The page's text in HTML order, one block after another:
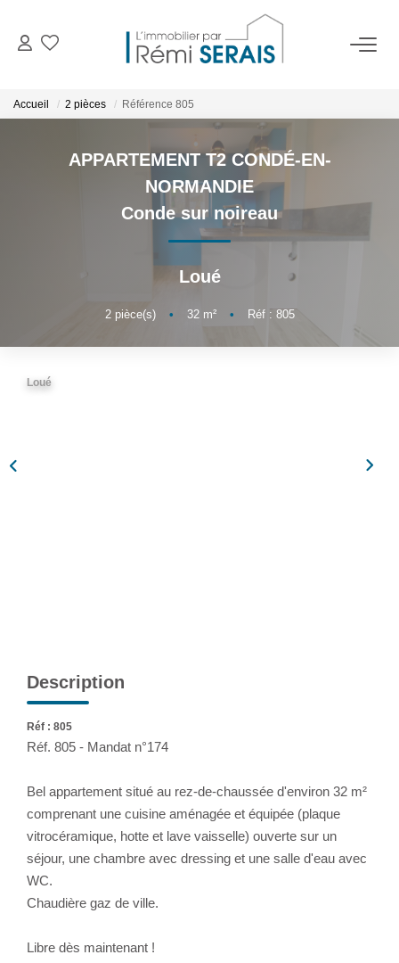
LOUER
VENDRE
Gestion
Accueil 2 pièces Référence 805
APPARTEMENT T2 CONDÉ-EN-
NORMANDIE
Conde sur noireau
Loué
2pièce(s) • 32m² • Réf : 805
Loué
Description
Réf : 805
Réf. 805 - Mandat n°174
Bel appartement situé au rez-de-chaussée d'environ 32 m²
comprenant une cuisine aménagée et équipée (plaque
vitrocéramique, hotte et lave vaisselle) ouverte sur un
séjour, une chambre avec dressing et une salle d'eau avec
WC.
Chaudière gaz de ville.
Libre dès maintenant !